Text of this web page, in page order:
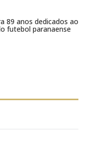
89 anos dedicados ao
futebol paranaense